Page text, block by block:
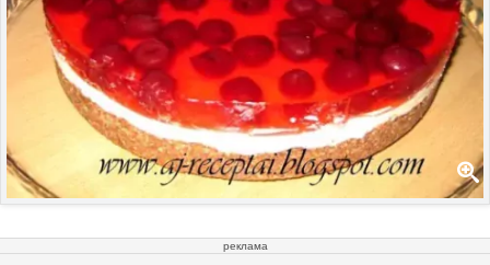
реклама